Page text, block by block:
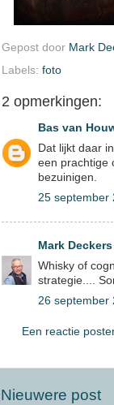
Gepost door Mark
Labels: foto
2 opmerkingen:
Bas van
Dat lijkt daar
een prachtige
bezuinigen.
25 september
Mark Deckers
Whisky of
strategie....
26 september
Een reactie
Nieuwere post